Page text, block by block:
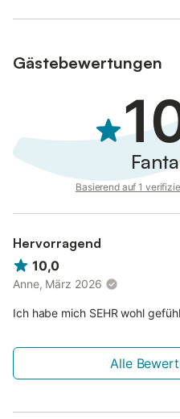
Gästebewertungen
Basierend auf 1
Hervorragend
10,0
Anne, März 2026
Ich habe mich SEHR wohl
Alle